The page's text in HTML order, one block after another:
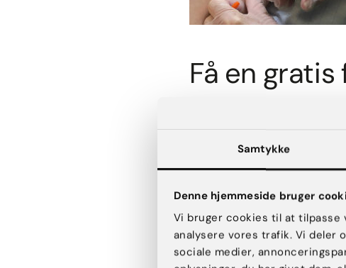
Samtykke
Denne hjemmeside bruger
Vi bruger cookies til at
analysere vores trafik. Vi deler
sociale medier,
Få en
noget for dig? Så anbefaler
informere dig om
behandlingen, og at vi kan